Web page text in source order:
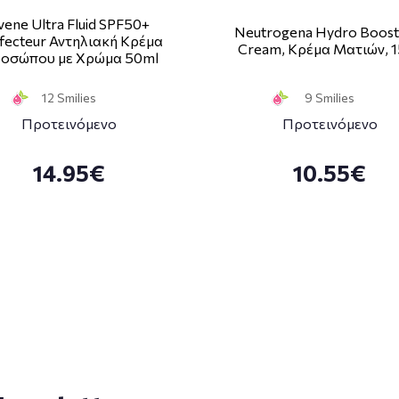
Ultra Fluid SPF50+
Αντηλιακή Κρέμα
με Χρώμα 50ml
12 Smilies
Προτεινόμενο
14.95€
Neutrogena Hydro Boost
Cream, Κρέμα Ματιών,
9 Smilies
Προτεινόμενο
10.55€